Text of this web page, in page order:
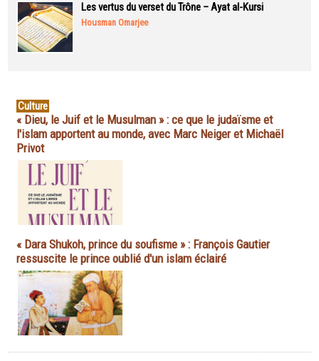
Les vertus du verset du Trône – Ayat al-Kursi
Housman Omarjee
Culture
« Dieu, le Juif et le Musulman » : ce que le judaïsme et
l'islam apportent au monde, avec Marc Neiger et Michaël
Privot
« Dara Shukoh, prince du soufisme » : François Gautier
ressuscite le prince oublié d'un islam éclairé